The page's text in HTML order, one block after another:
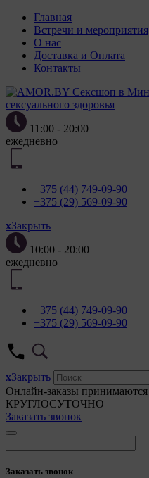
Главная
Встречи и мероприятия
О нас
Доставка и Оплата
Контакты
сексуального здоровья
11:00 - 20:00
ежедневно
+375 (44) 749-09-90
+375 (29) 569-09-90
xЗакрыть
10:00 - 20:00
ежедневно
+375 (44) 749-09-90
+375 (29) 569-09-90
xЗакрыть
Онлайн-заказы принимаются
КРУГЛОСУТОЧНО
Заказать звонок
Заказать звонок